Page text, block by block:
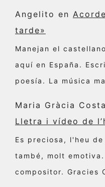
Angelito en
tarde»
Manejan el
aquí en España.
poesía. La música
Maria Gràcia
Lletra i vídeo de
Es preciosa, l'heu
també, molt
compositor. Gracies